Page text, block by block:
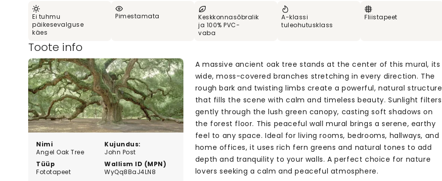
Ei tuhmu
päikesevalguse
käes
Pimestamata
Keskkonnasõbralik
ja 100% PVC-
vaba
A-klassi
tuleohutusklass
Fliistapeet
Toote info
Nimi
Angel Oak Tree
Kujundus:
John Post
Tüüp
Fototapeet
Wallism ID (MPN)
WyQq8BaJ4LN8
A massive ancient oak tree stands at the center of this mural, its
wide, moss-covered branches stretching in every direction. The
rough bark and twisting limbs create a powerful, natural structure
that fills the scene with calm and timeless beauty. Sunlight filters
gently through the lush green canopy, casting soft shadows on
the forest floor. This peaceful wall mural brings a serene, earthy
feel to any space. Ideal for living rooms, bedrooms, hallways, and
home offices, it uses rich fern greens and natural tones to add
depth and tranquility to your walls. A perfect choice for nature
lovers seeking a calm and peaceful atmosphere.